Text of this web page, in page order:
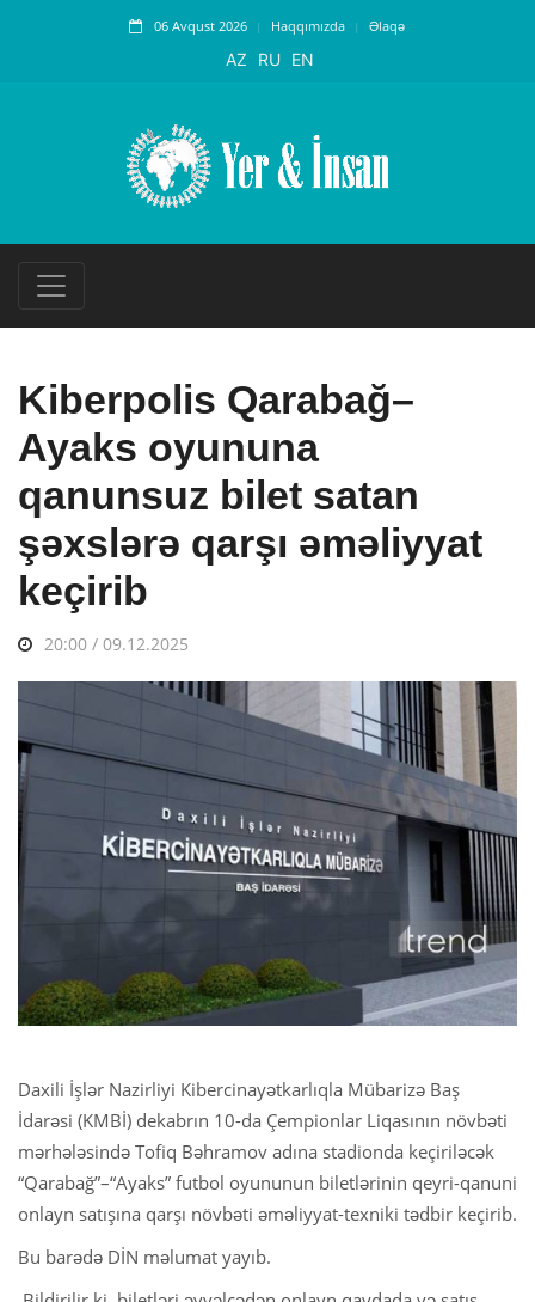
06 Avqust 2026 Haqqımızda Əlaqə
AZ RU EN
Kiberpolis Qarabağ–
Ayaks oyununa
qanunsuz bilet satan
şəxslərə qarşı əməliyyat
keçirib
20:00 / 09.12.2025
Daxili İşlər Nazirliyi Kibercinayətkarlıqla Mübarizə Baş
İdarəsi (KMBİ) dekabrın 10-da Çempionlar Liqasının növbəti
mərhələsində Tofiq Bəhramov adına stadionda keçiriləcək
“Qarabağ”–“Ayaks” futbol oyununun biletlərinin qeyri-qanuni
onlayn satışına qarşı növbəti əməliyyat-texniki tədbir keçirib.
Bu barədə DİN məlumat yayıb.